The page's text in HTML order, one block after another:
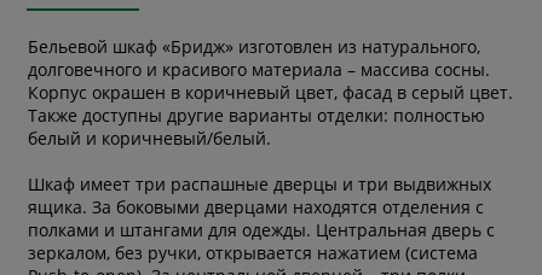
Бельевой шкаф «Бридж» изготовлен из натурального,
долговечного и красивого материала – массива сосны.
Корпус окрашен в коричневый цвет, фасад в серый цвет.
Также доступны другие варианты отделки: полностью
белый и коричневый/белый.
Шкаф имеет три распашные дверцы и три выдвижных
ящика. За боковыми дверцами находятся отделения с
полками и штангами для одежды. Центральная дверь с
зеркалом, без ручки, открывается нажатием (система